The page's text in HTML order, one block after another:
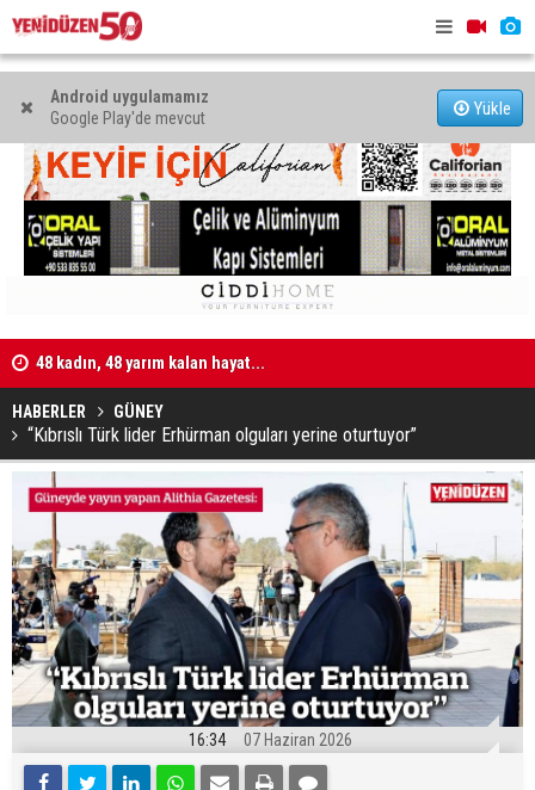
Android uygulamamız
Google Play'de mevcut
Yükle
48 kadın, 48 yarım kalan hayat...
HABERLER GÜNEY
“Kıbrıslı Türk lider Erhürman olguları yerine oturtuyor”
16:34 07 Haziran 2026